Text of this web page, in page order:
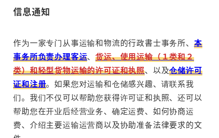
信息通知
作为一家专门从事运输和物流的行政書士事务所、 本
事务所负责办理客运、货运、使用运输（１类和２
类）和轻型货物运输的许可证和执照、以及仓储许可
证和注册。如果您对运输和仓储感兴趣、请联系我
们。我们不仅可以帮助您获得许可证和执照、还可以
帮助您在开业后经营业务、确定运费、如何协商运
费、介绍主要运输运营商以及协助准备法律要求的文